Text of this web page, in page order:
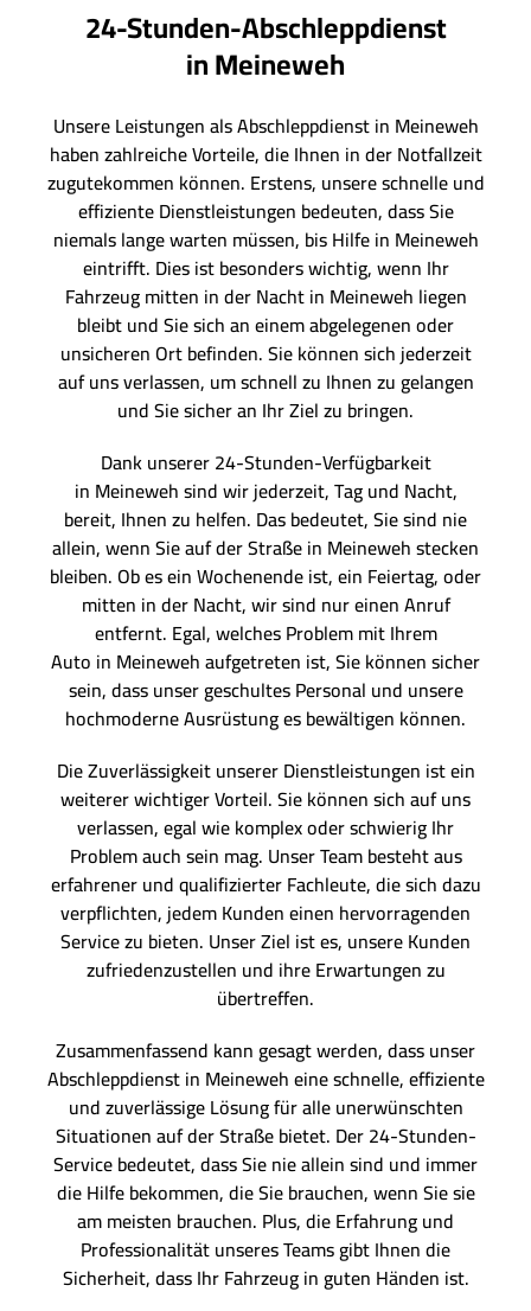
24-Stunden-Abschleppdienst
in Meineweh
Unsere Leistungen als Abschleppdienst in Meineweh
haben zahlreiche Vorteile, die Ihnen in der Notfallzeit
zugutekommen können. Erstens, unsere schnelle und
effiziente Dienstleistungen bedeuten, dass Sie
niemals lange warten müssen, bis Hilfe in Meineweh
eintrifft. Dies ist besonders wichtig, wenn Ihr
Fahrzeug mitten in der Nacht in Meineweh liegen
bleibt und Sie sich an einem abgelegenen oder
unsicheren Ort befinden. Sie können sich jederzeit
auf uns verlassen, um schnell zu Ihnen zu gelangen
und Sie sicher an Ihr Ziel zu bringen.
Dank unserer 24-Stunden-Verfügbarkeit
in Meineweh sind wir jederzeit, Tag und Nacht,
bereit, Ihnen zu helfen. Das bedeutet, Sie sind nie
allein, wenn Sie auf der Straße in Meineweh stecken
bleiben. Ob es ein Wochenende ist, ein Feiertag, oder
mitten in der Nacht, wir sind nur einen Anruf
entfernt. Egal, welches Problem mit Ihrem
Auto in Meineweh aufgetreten ist, Sie können sicher
sein, dass unser geschultes Personal und unsere
hochmoderne Ausrüstung es bewältigen können.
Die Zuverlässigkeit unserer Dienstleistungen ist ein
weiterer wichtiger Vorteil. Sie können sich auf uns
verlassen, egal wie komplex oder schwierig Ihr
Problem auch sein mag. Unser Team besteht aus
erfahrener und qualifizierter Fachleute, die sich dazu
verpflichten, jedem Kunden einen hervorragenden
Service zu bieten. Unser Ziel ist es, unsere Kunden
zufriedenzustellen und ihre Erwartungen zu
übertreffen.
Zusammenfassend kann gesagt werden, dass unser
Abschleppdienst in Meineweh eine schnelle, effiziente
und zuverlässige Lösung für alle unerwünschten
Situationen auf der Straße bietet. Der 24-Stunden-
Service bedeutet, dass Sie nie allein sind und immer
die Hilfe bekommen, die Sie brauchen, wenn Sie sie
am meisten brauchen. Plus, die Erfahrung und
Professionalität unseres Teams gibt Ihnen die
Sicherheit, dass Ihr Fahrzeug in guten Händen ist.